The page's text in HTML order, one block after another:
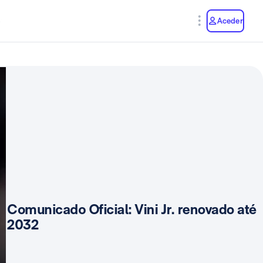
Aceder
Comunicado Oficial: Vini Jr. renovado até
2032